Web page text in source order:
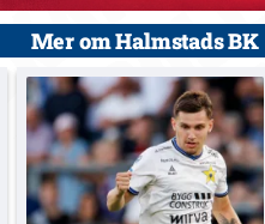
Mer om Halmstads BK